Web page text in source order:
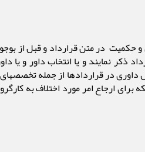
حکمیت در متن قرارداد و قبل از
نمایند و یا انتخاب داور و یا
در قراردادها از جمله
برای ارجاع امر مورد اختلاف به